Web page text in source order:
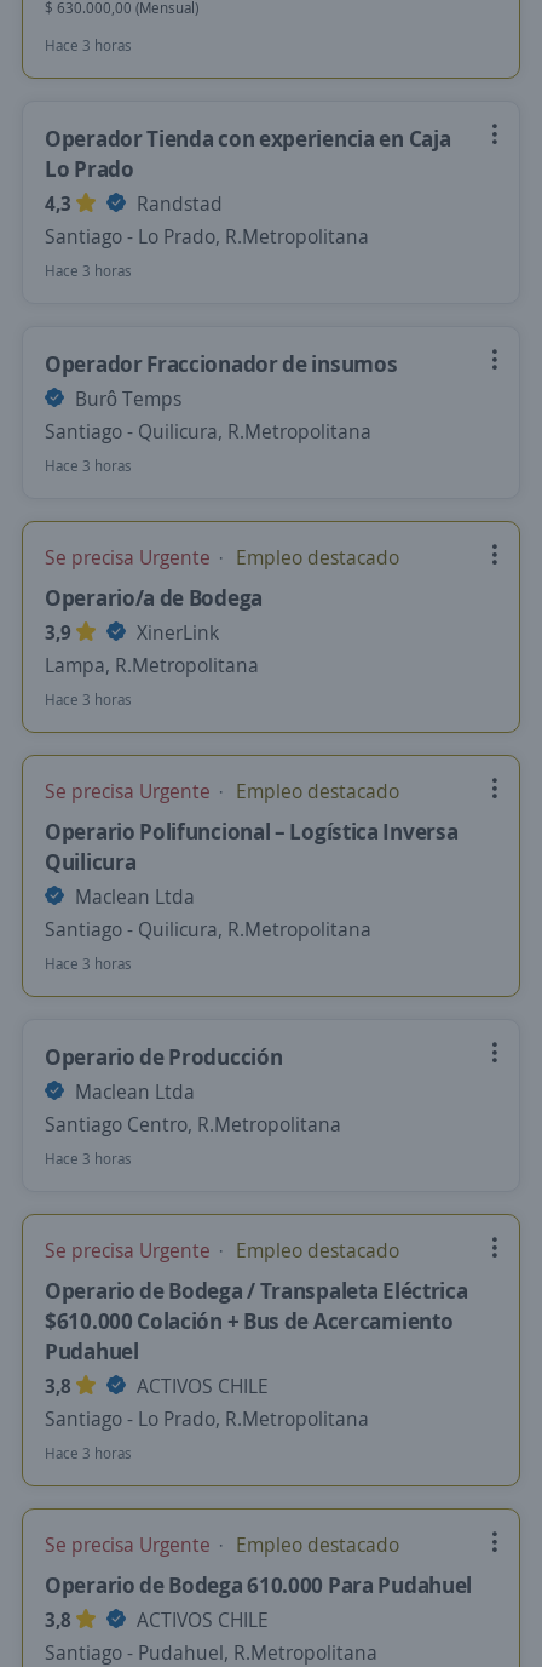
$ 630.000,00 (Mensual)
Hace 3 horas
Operador Tienda con experiencia en Caja
Lo Prado
4,3
Randstad
Santiago - Lo Prado, R.Metropolitana
Hace 3 horas
Operador Fraccionador de insumos
Burô Temps
Santiago - Quilicura, R.Metropolitana
Hace 3 horas
Se precisa Urgente Empleo destacado
Operario/a de Bodega
3,9
XinerLink
Lampa, R.Metropolitana
Hace 3 horas
Se precisa Urgente Empleo destacado
Operario Polifuncional – Logística Inversa
Quilicura
Maclean Ltda
Santiago - Quilicura, R.Metropolitana
Hace 3 horas
Operario de Producción
Maclean Ltda
Santiago Centro, R.Metropolitana
Hace 3 horas
Se precisa Urgente Empleo destacado
Operario de Bodega / Transpaleta Eléctrica
$610.000 Colación + Bus de Acercamiento
Pudahuel
3,8
ACTIVOS CHILE
Santiago - Lo Prado, R.Metropolitana
Hace 3 horas
Se precisa Urgente Empleo destacado
Operario de Bodega 610.000 Para Pudahuel
3,8
ACTIVOS CHILE
Santiago - Pudahuel, R.Metropolitana